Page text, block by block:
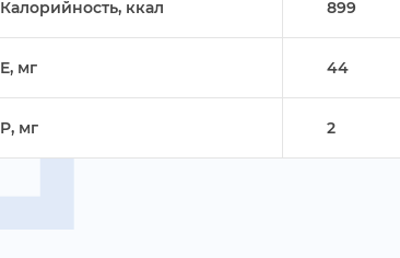
Калорийность, ккал 899
E, м 44
P, м 2